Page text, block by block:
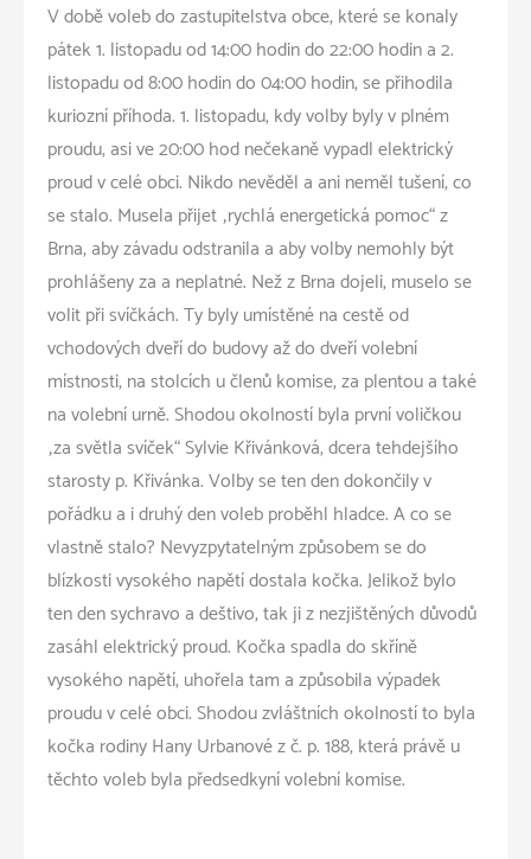
V době voleb do zastupitelstva obce, které se konaly
pátek 1. listopadu od 14:00 hodin do 22:00 hodin a 2.
listopadu od 8:00 hodin do 04:00 hodin, se přihodila
kuriozní příhoda. 1. listopadu, kdy volby byly v plném
proudu, asi ve 20:00 hod nečekaně vypadl elektrický
proud v celé obci. Nikdo nevěděl a ani neměl tušení, co
se stalo. Musela přijet „rychlá energetická pomoc“ z
Brna, aby závadu odstranila a aby volby nemohly být
prohlášeny za a neplatné. Než z Brna dojeli, muselo se
volit při svíčkách. Ty byly umístěné na cestě od
vchodových dveří do budovy až do dveří volební
místnosti, na stolcích u členů komise, za plentou a také
na volební urně. Shodou okolností byla první voličkou
„za světla svíček“ Sylvie Křivánková, dcera tehdejšího
starosty p. Křivánka. Volby se ten den dokončily v
pořádku a i druhý den voleb proběhl hladce. A co se
vlastně stalo? Nevyzpytatelným způsobem se do
blízkosti vysokého napětí dostala kočka. Jelikož bylo
ten den sychravo a deštivo, tak ji z nezjištěných důvodů
zasáhl elektrický proud. Kočka spadla do skříně
vysokého napětí, uhořela tam a způsobila výpadek
proudu v celé obci. Shodou zvláštních okolností to byla
kočka rodiny Hany Urbanové z č. p. 188, která právě u
těchto voleb byla předsedkyní volební komise.